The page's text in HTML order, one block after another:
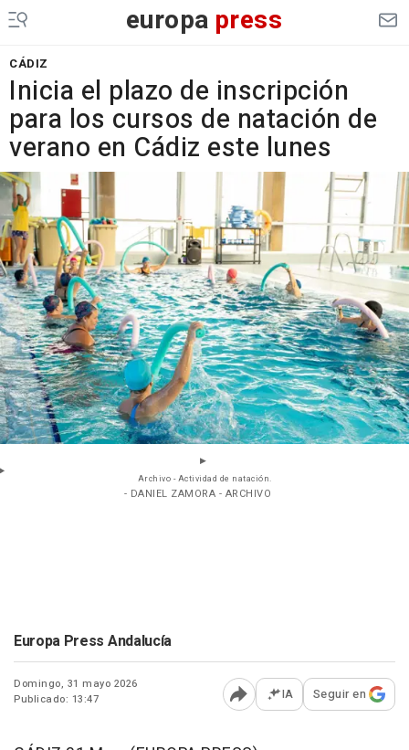
europa press
CÁDIZ
Inicia el plazo de inscripción
para los cursos de natación de
verano en Cádiz este lunes
Archivo - Actividad de natación.
- DANIEL ZAMORA - ARCHIVO
Europa Press Andalucía
Domingo, 31 mayo 2026
Publicado: 13:47
Abrir opciones para
IA Seguir en